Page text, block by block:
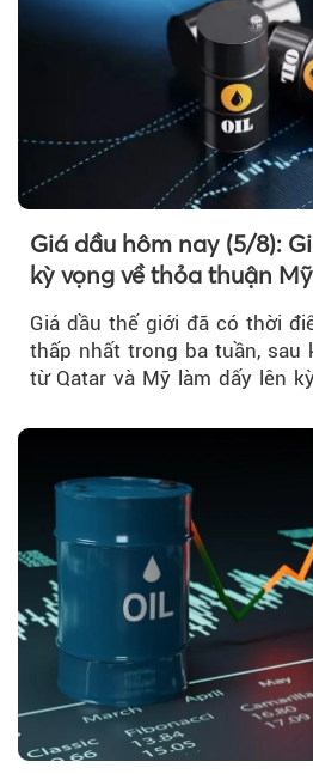
Giá dầu hôm nay (5/8):
kỳ vọng về thỏa thuận
Giá dầu thế giới đã có thời
thấp nhất trong ba tuần, sau
từ Qatar và Mỹ làm dấy lên
Iran.